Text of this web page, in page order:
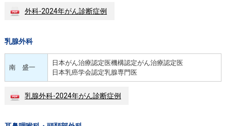
外科-2024年がん診断症例
乳腺外科
南 盛一
日本がん治療認定医機構認定がん治療認定医
日本乳癌学会認定乳腺専門医
乳腺外科-2024年がん診断症例